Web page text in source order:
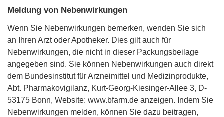
Meldung von Nebenwirkungen
Wenn Sie Nebenwirkungen bemerken, wenden Sie sich
an Ihren Arzt oder Apotheker. Dies gilt auch für
Nebenwirkungen, die nicht in dieser Packungsbeilage
angegeben sind. Sie können Nebenwirkungen auch direkt
dem Bundesinstitut für Arzneimittel und Medizinprodukte,
Abt. Pharmakovigilanz, Kurt-Georg-Kiesinger-Allee 3, D-
53175 Bonn, Website: www.bfarm.de anzeigen. Indem Sie
Nebenwirkungen melden, können Sie dazu beitragen,